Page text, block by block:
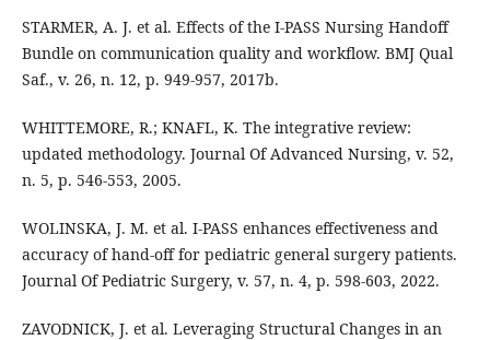
STARMER, A. J. et al. Effects of the I-PASS Nursing Handoff
Bundle on communication quality and workflow. BMJ Qual
Saf., v. 26, n. 12, p. 949-957, 2017b.
WHITTEMORE, R.; KNAFL, K. The integrative review:
updated methodology. Journal Of Advanced Nursing, v. 52,
n. 5, p. 546-553, 2005.
WOLINSKA, J. M. et al. I-PASS enhances effectiveness and
accuracy of hand-off for pediatric general surgery patients.
Journal Of Pediatric Surgery, v. 57, n. 4, p. 598-603, 2022.
ZAVODNICK, J. et al. Leveraging Structural Changes in an